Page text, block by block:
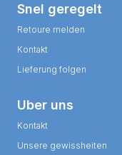
Snel geregelt
Retoure melden
Kontakt
Lieferung folgen
Uber uns
Kontakt
Unsere gewissheiten